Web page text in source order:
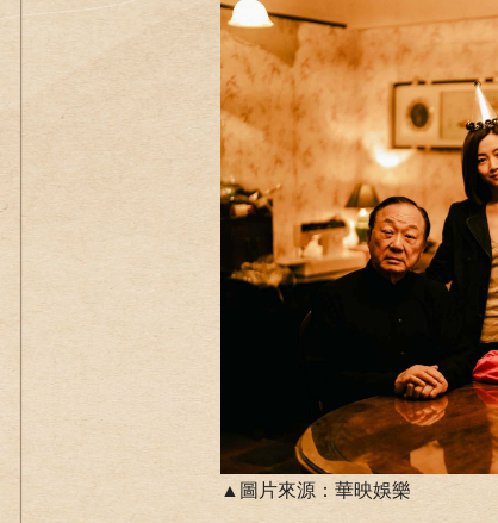
▲圖片來源：華映娛樂